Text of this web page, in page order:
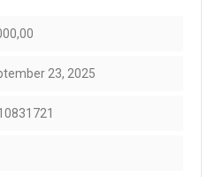
23, 2025